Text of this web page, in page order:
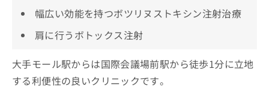
幅広い効能を持つボツリヌストキシン注射治療
肩に行うボトックス注射
大手モール駅からは国際会議場前駅から徒歩1分に立地
する利便性の良いクリニックです。